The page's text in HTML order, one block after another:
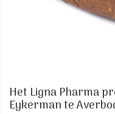
Het Ligna Pharma
Eykerman te